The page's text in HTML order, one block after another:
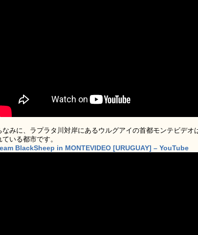
なみに、ラプラタ川対岸にあるウルグアイの首都モンテビデ
ている都市です。
BlackSheep in MONTEVIDEO [URUGUAY] – YouTube